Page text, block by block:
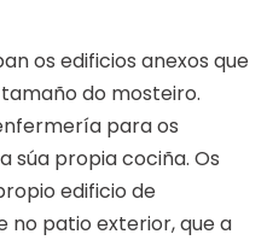
os edificios anexos que
do mosteiro.
para os
súa propia cociña. Os
edificio de
no patio exterior, que a